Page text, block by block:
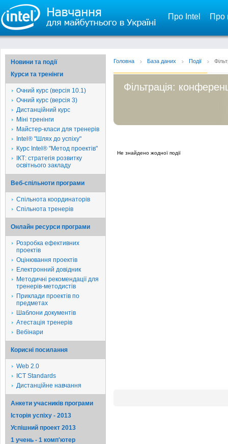
Про Intel Про
Новини та події
Курси та тренінги
Очний курс (версія 10.1)
Очний курс (версія 3)
Дистанційний курс
Міні тренінги
Майстер-класи для тренерів
Intel® "Шлях до успіху"
Курс Intel® "Метод проектів"
ІКТ: стратегія розвитку
освітнього закладу
Веб-спільноти програми
Спільнота координаторів
Спільнота тренерів
Онлайн ресурси програми
Розробка ефективних
проектів
Оцінювання проектів
Електронний довідник
Методичні рекомендації для
тренерів-методистів
Приклади проектів по
предметах
Шаблони документів
Атестація тренерів
Вебінари
Корисні посилання
Web 2.0
ICT Standards
Дистанційне навчання
Анкети учасників програми
Історія успіху - 2013
Успішний проект 2013
1 учень - 1 комп'ютер
Головна База даних Події
Фільтрація:
Не знайдено жодної події